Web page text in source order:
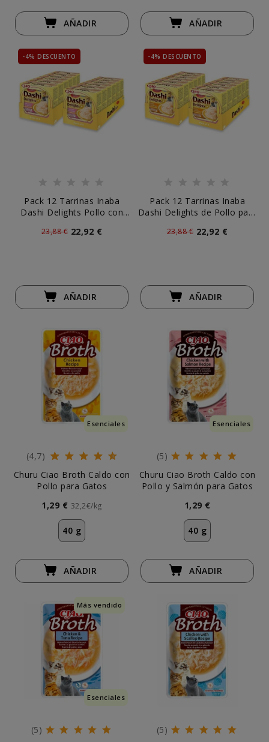
AÑADIR AÑADIR
-4% DESCUENTO
Pack 12 Tarrinas Inaba
Dashi Delights Pollo con
23,88 € 22,92 €
AÑADIR
-4% DESCUENTO
Pack 12 Tarrinas Inaba
Dashi Delights de Pollo para
23,88 € 22,92 €
AÑADIR
Esenciales
(4,7)
Churu Ciao Broth Caldo con
Pollo para Gatos
1,29 € 32,2€/kg
40 g
AÑADIR
Esenciales
(5)
Churu Ciao Broth Caldo con
Pollo y Salmón para Gatos
1,29 €
40 g
AÑADIR
Esenciales
Más vendido
(5)
(5)